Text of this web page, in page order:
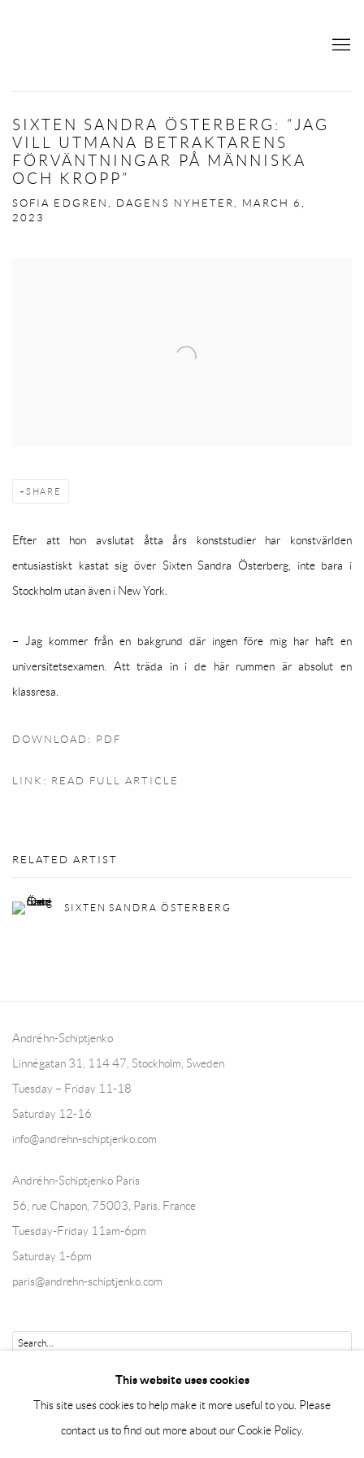
SIXTEN SANDRA ÖSTERBERG: ”JAG
VILL UTMANA BETRAKTARENS
FÖRVÄNTNINGAR PÅ MÄNNISKA
OCH KROPP”
SOFIA EDGREN, DAGENS NYHETER, MARCH 6,
2023
SHARE
Efter att hon avslutat åtta års konststudier har konstvärlden
entusiastiskt kastat sig över Sixten Sandra Österberg, inte bara i
Stockholm utan även i New York.
– Jag kommer från en bakgrund där ingen före mig har haft en
universitetsexamen. Att träda in i de här rummen är absolut en
klassresa.
DOWNLOAD: PDF
LINK: READ FULL ARTICLE
RELATED ARTIST
SIXTEN SANDRA ÖSTERBERG
Andréhn-Schiptjenko
Linnégatan 31, 114 47, Stockholm, Sweden
Tuesday – Friday 11-18
Saturday 12-16
info@andrehn-schiptjenko.com
Andréhn-Schiptjenko Paris
56, rue Chapon, 75003, Paris, France
Tuesday-Friday 11am-6pm
Saturday 1-6pm
paris@andrehn-schiptjenko.com
This website uses cookies
This site uses cookies to help make it more useful to you. Please
contact us to find out more about our Cookie Policy.